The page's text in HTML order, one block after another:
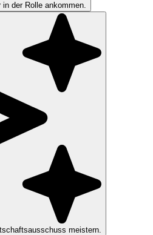
der Rolle ankommen.
meistern.